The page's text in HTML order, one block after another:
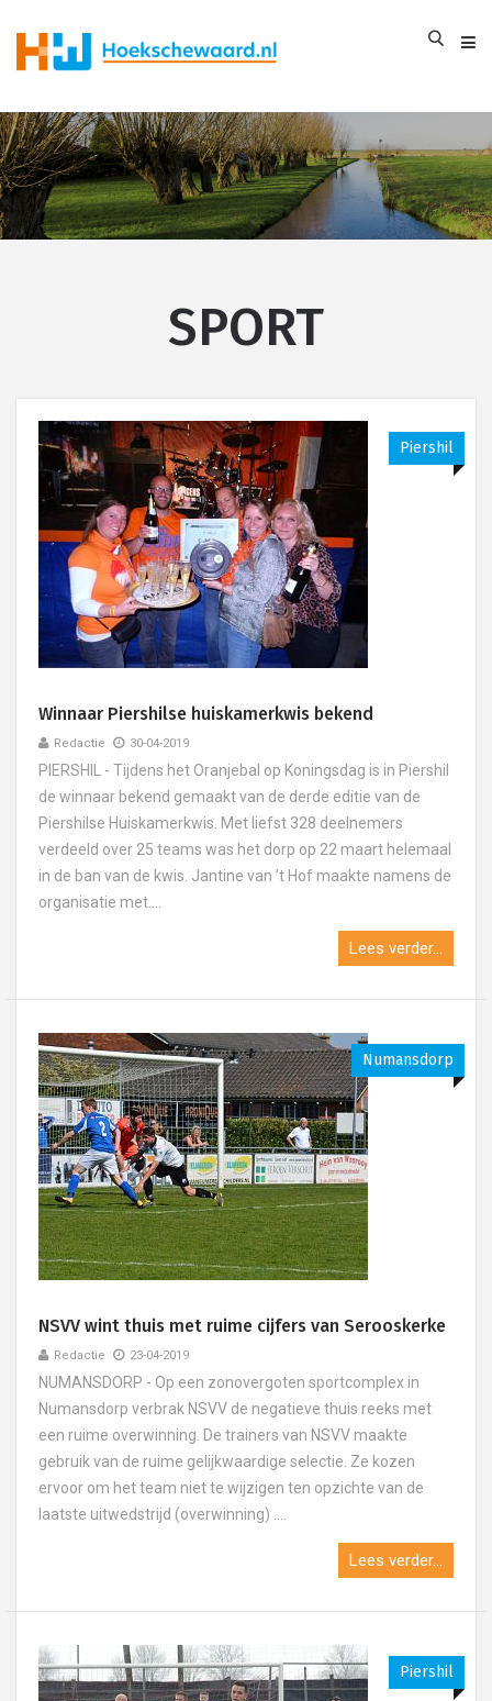
SPORT
Piershil
Winnaar Piershilse huiskamerkwis bekend
Redactie 30-04-2019
PIERSHIL - Tijdens het Oranjebal op Koningsdag is in Piershil
de winnaar bekend gemaakt van de derde editie van de
Piershilse Huiskamerkwis. Met liefst 328 deelnemers
verdeeld over 25 teams was het dorp op 22 maart helemaal
in de ban van de kwis. Jantine van ’t Hof maakte namens de
organisatie met....
Lees verder...
Numansdorp
NSVV wint thuis met ruime cijfers van Serooskerke
Redactie 23-04-2019
NUMANSDORP - Op een zonovergoten sportcomplex in
Numansdorp verbrak NSVV de negatieve thuis reeks met
een ruime overwinning. De trainers van NSVV maakte
gebruik van de ruime gelijkwaardige selectie. Ze kozen
ervoor om het team niet te wijzigen ten opzichte van de
laatste uitwedstrijd (overwinning) ....
Lees verder...
Piershil